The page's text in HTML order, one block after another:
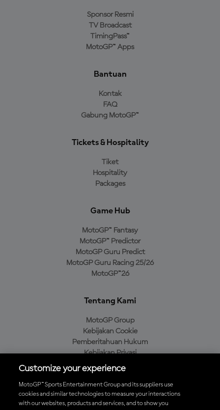
Sponsor Resmi
TV Broadcast
TimingPass™
MotoGP™ Apps
Bantuan
Kontak
FAQ
Gabung MotoGP™
Tickets & Hospitality
Tiket
Hospitality
Packages
Game Hub
MotoGP™ Fantasy
MotoGP™ Predictor
MotoGP Guru Predict
MotoGP Guru Racing 25/26
MotoGP™26
Tentang Kami
MotoGP Group
Kebijakan Cookie
Pemberitahuan Hukum
Kebijakan Privasi
Kebijakan Pembelian
Unduh Aplikasi Resmi MotoGP™
Customize your experience
MotoGP™ Sports Entertainment Group and its suppliers use
cookies and similar technologies to measure your interactions
with our websites, products and services, and to show you